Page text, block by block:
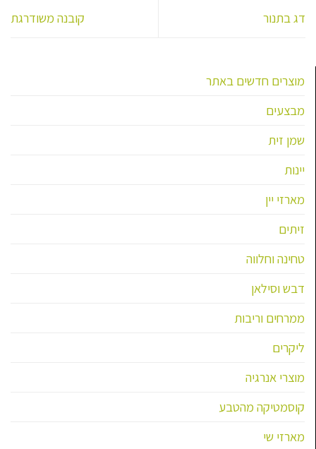
דג בתנור קובנה משודרגת
מוצרים חדשים באתר
מבצעים
שמן זית
יינות
מארזי יין
זיתים
טחינה וחלווה
דבש וסילאן
ממרחים וריבות
ליקרים
מוצרי אנרגיה
קוסמטיקה מהטבע
מארזי שי